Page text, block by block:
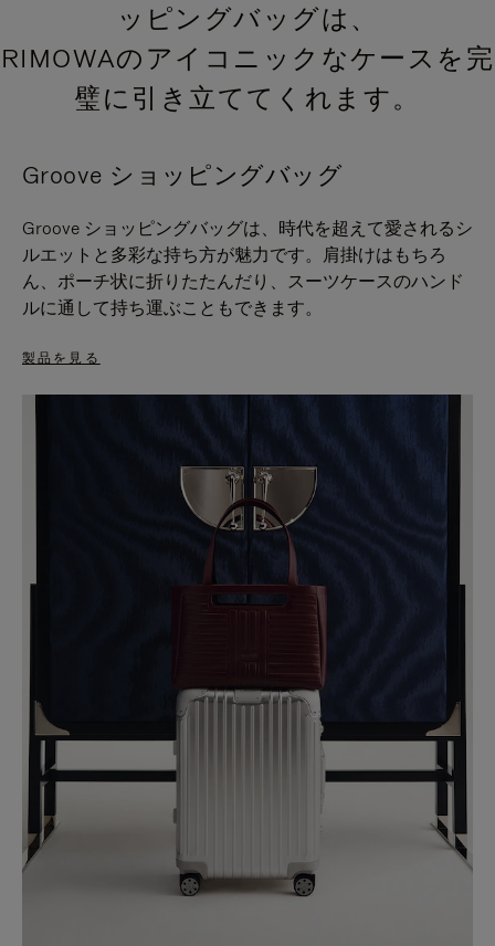
ッピングバッグは、
RIMOWAのアイコニックなケースを完
璧に引き立ててくれます。
Groove ショッピングバッグ
Groove ショッピングバッグは、時代を超えて愛されるシ
ルエットと多彩な持ち方が魅力です。肩掛けはもちろ
ん、ポーチ状に折りたたんだり、スーツケースのハンド
ルに通して持ち運ぶこともできます。
製品を見る